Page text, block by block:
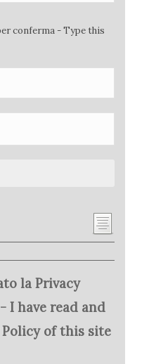
conferma - Type this
la Privacy
I have read and
of this site